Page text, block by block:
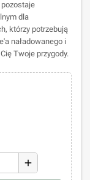
dla
którzy potrzebują
naładowanego i
Twoje przygody.
add